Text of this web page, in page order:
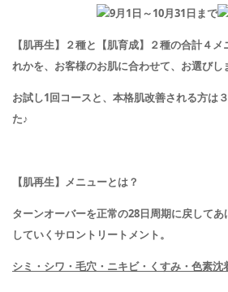
9月1日～10月31日まで
【肌再生】２種と【肌育成】２種の合計４
れかを、お客様のお肌に合わせて、お選びし
お試し1回コースと、本格肌改善される方は
た♪
【肌再生】 メニューとは？
ターンオーバーを正常の28日周期に戻してあ
していくサロントリートメント。
シミ・シワ・毛穴・ニキビ・くすみ・色素沈